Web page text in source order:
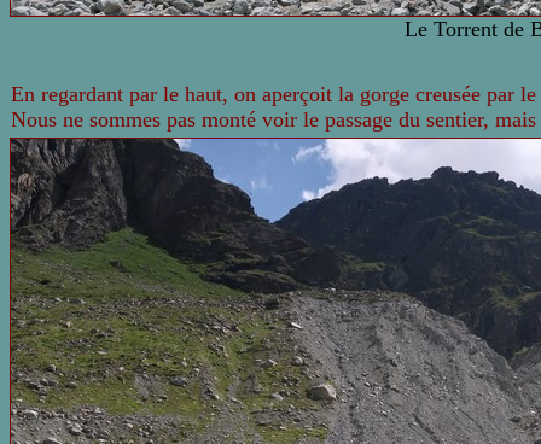
Le Torrent de
En regardant par le haut, on aperçoit la gorge creusée par
Nous ne sommes pas monté voir le passage du sentier,